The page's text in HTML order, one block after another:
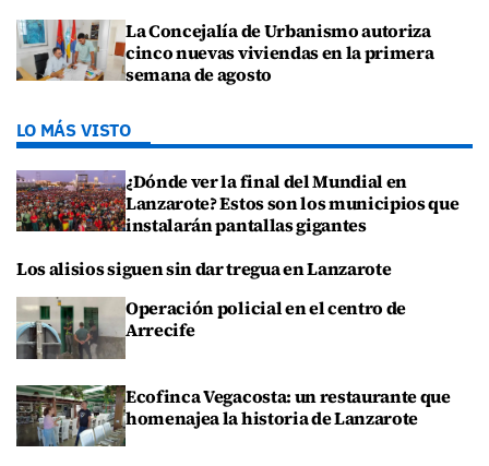
La Concejalía de Urbanismo autoriza
cinco nuevas viviendas en la primera
semana de agosto
LO MÁS VISTO
¿Dónde ver la final del Mundial en
Lanzarote? Estos son los municipios que
instalarán pantallas gigantes
Los alisios siguen sin dar tregua en Lanzarote
Operación policial en el centro de
Arrecife
Ecofinca Vegacosta: un restaurante que
homenajea la historia de Lanzarote